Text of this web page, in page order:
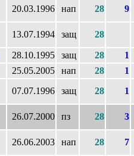
20.03.1996 нап 28 9
13.07.1994 защ 28
28.10.1995 защ 28 1
25.05.2005 нап 28 1
07.07.1996 защ 28 1
26.07.2000 пз 28 3
26.06.2003 нап 28 7